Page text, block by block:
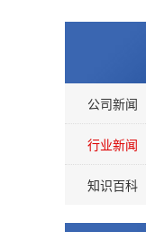
公司新闻
行业新闻
知识百科